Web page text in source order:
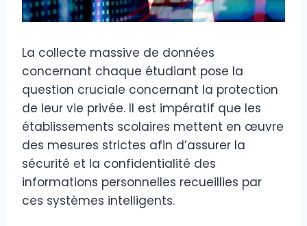
La collecte massive de données
concernant chaque étudiant pose la
question cruciale concernant la protection
de leur vie privée. Il est impératif que les
établissements scolaires mettent en œuvre
des mesures strictes afin d’assurer la
sécurité et la confidentialité des
informations personnelles recueillies par
ces systèmes intelligents.